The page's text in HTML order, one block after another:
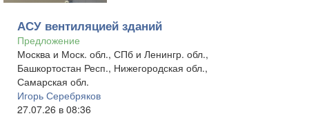
АСУ вентиляцией зданий
Предложение
Москва и Моск. обл., СПб и Ленингр. обл.,
Башкортостан Респ., Нижегородская обл.,
Самарская обл.
Игорь Серебряков
27.07.26 в 08:36